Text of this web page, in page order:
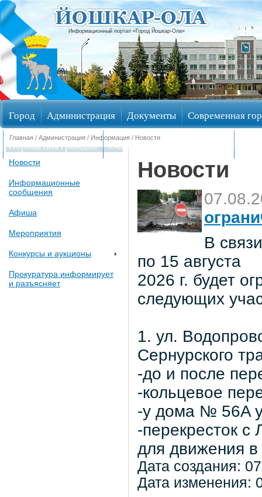
Информационный портал «Город Йошкар-Ола»
Город Администрация Документы Современная
Обращения граждан Общественные обсуждения
Главная / Администрация / Информация / Новости
Новости
Информационные
сообщения
Афиша
Мероприятия
Конкурсы и аукционы
Прокуратура информирует
и разъясняет
Новости
В
по 15 августа
2026 г. будет
следующих
1. ул.
Сернурского
-до и после
-кольцевое
-у дома № 56A
-перекресток с
для движения
Дата создания:
Дата изменения: